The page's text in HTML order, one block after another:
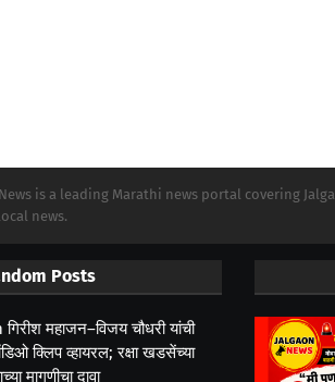
is a leading Marathi news portal covering
news.
Posts
महाजन–विजय चौधरी यांची
क्लिप व्हायरल; रक्षा खडसेंच्या
मागणीचा दावा